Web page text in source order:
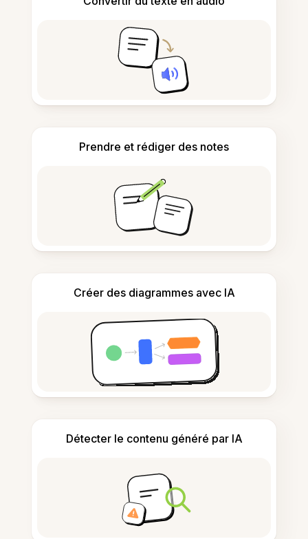
Prendre et rédiger des notes
Créer des diagrammes avec IA
Détecter le contenu généré par IA